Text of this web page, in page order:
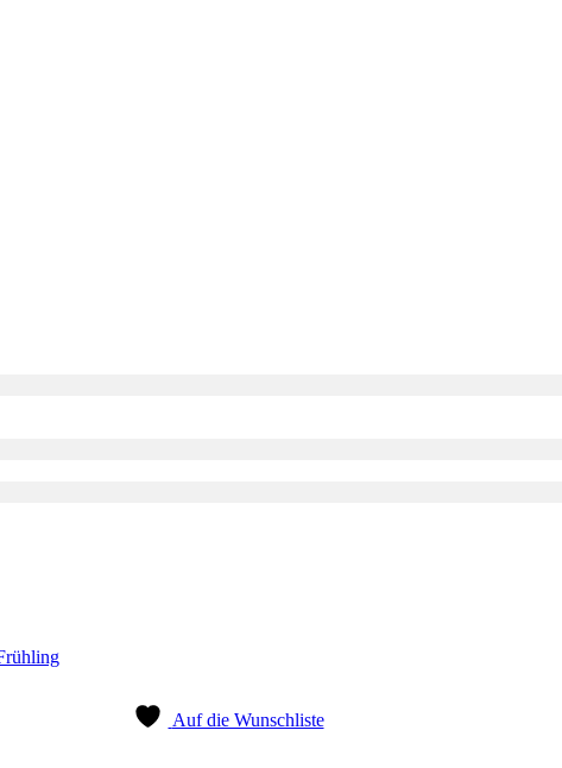
Auf die Wunschliste